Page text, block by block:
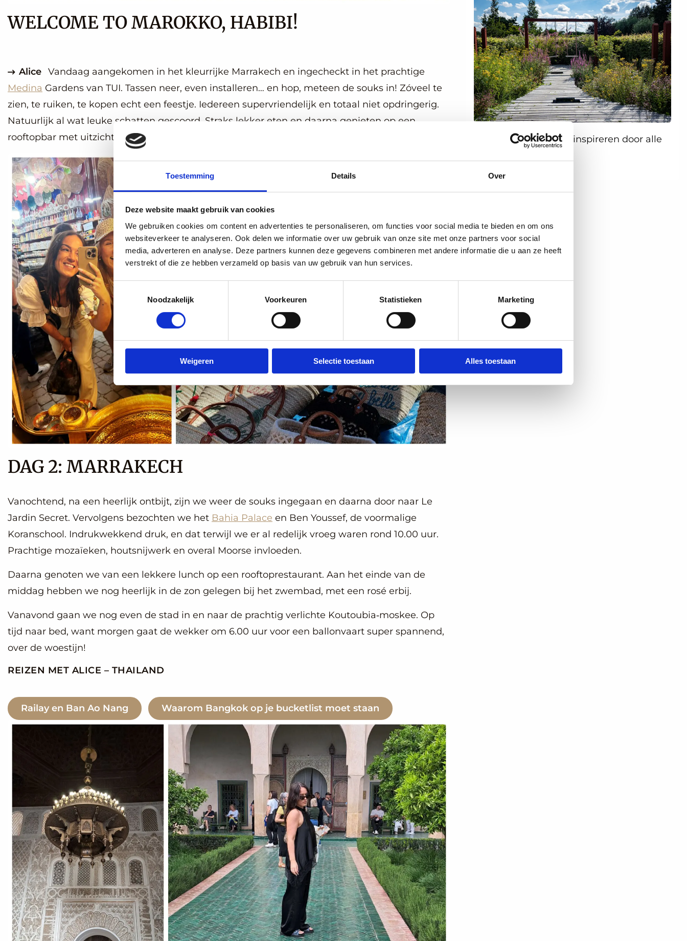
Toestemming Details Over
Deze website maakt gebruik van cookies
We gebruiken cookies om content en advertenties te personaliseren, om functies voor social media te bieden en om ons
websiteverkeer te analyseren. Ook delen we informatie over uw gebruik van onze site met onze partners voor social
media, adverteren en analyse. Deze partners kunnen deze gegevens combineren met andere informatie die u aan ze heeft
verstrekt of die ze hebben verzameld op basis van uw gebruik van hun services.
Toestemmingsselectie
Noodzakelijk
Voorkeuren Statistieken Marketing
Weigeren Selectie toestaan Alles toestaan
WELCOME TO MAROKKO, HABIBI!
Alice Vandaag aangekomen in het kleurrijke Marrakech en ingecheckt in het prachtige
Medina Gardens van TUI. Tassen neer, even installeren… en hop, meteen de souks in! Zóveel te
zien, te ruiken, te kopen echt een feestje. Iedereen supervriendelijk en totaal niet opdringerig.
Natuurlijk al wat leuke schatten gescoord. Straks lekker eten en daarna genieten op een
rooftopbar met uitzicht over de stad.
DAG 2: MARRAKECH
Vanochtend, na een heerlijk ontbijt, zijn we weer de souks ingegaan en daarna door naar Le
Jardin Secret. Vervolgens bezochten we het Bahia Palace en Ben Youssef, de voormalige
Koranschool. Indrukwekkend druk, en dat terwijl we er al redelijk vroeg waren rond 10.00 uur.
Prachtige mozaïeken, houtsnijwerk en overal Moorse invloeden.
Daarna genoten we van een lekkere lunch op een rooftoprestaurant. Aan het einde van de
middag hebben we nog heerlijk in de zon gelegen bij het zwembad, met een rosé erbij.
Vanavond gaan we nog even de stad in en naar de prachtig verlichte Koutoubia‑moskee. Op
tijd naar bed, want morgen gaat de wekker om 6.00 uur voor een ballonvaart super spannend,
over de woestijn!
REIZEN MET ALICE – THAILAND
Railay en Ban Ao Nang Waarom Bangkok op je bucketlist moet staan
Klik hieren laat je inspireren door alle